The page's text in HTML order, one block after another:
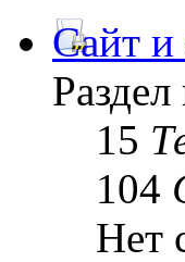
Сайт
15
104
Нет